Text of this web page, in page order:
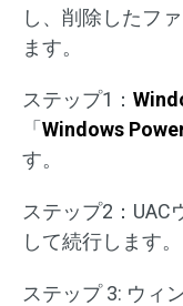
し、削除したフ
ます。
ステップ1：
「 Windows
す。
ステップ2：UAC
して続行します。
ステップ 3: ウィ